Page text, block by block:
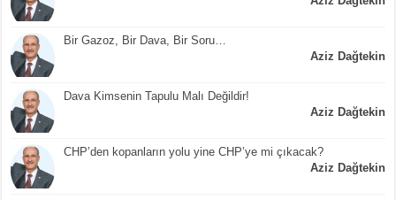
Bir Gazoz, Bir Dava, Bir Soru…
Aziz Dağtekin
Dava Kimsenin Tapulu Malı Değildir!
Aziz Dağtekin
CHP’den kopanların yolu yine CHP’ye mi çıkacak?
Aziz Dağtekin